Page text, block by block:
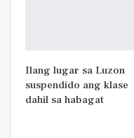
Ilang lugar sa Luzon
suspendido ang klase
dahil sa habagat